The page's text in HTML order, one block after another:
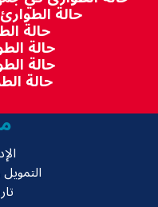
حالة
حالة
حالة
حالة
حالة